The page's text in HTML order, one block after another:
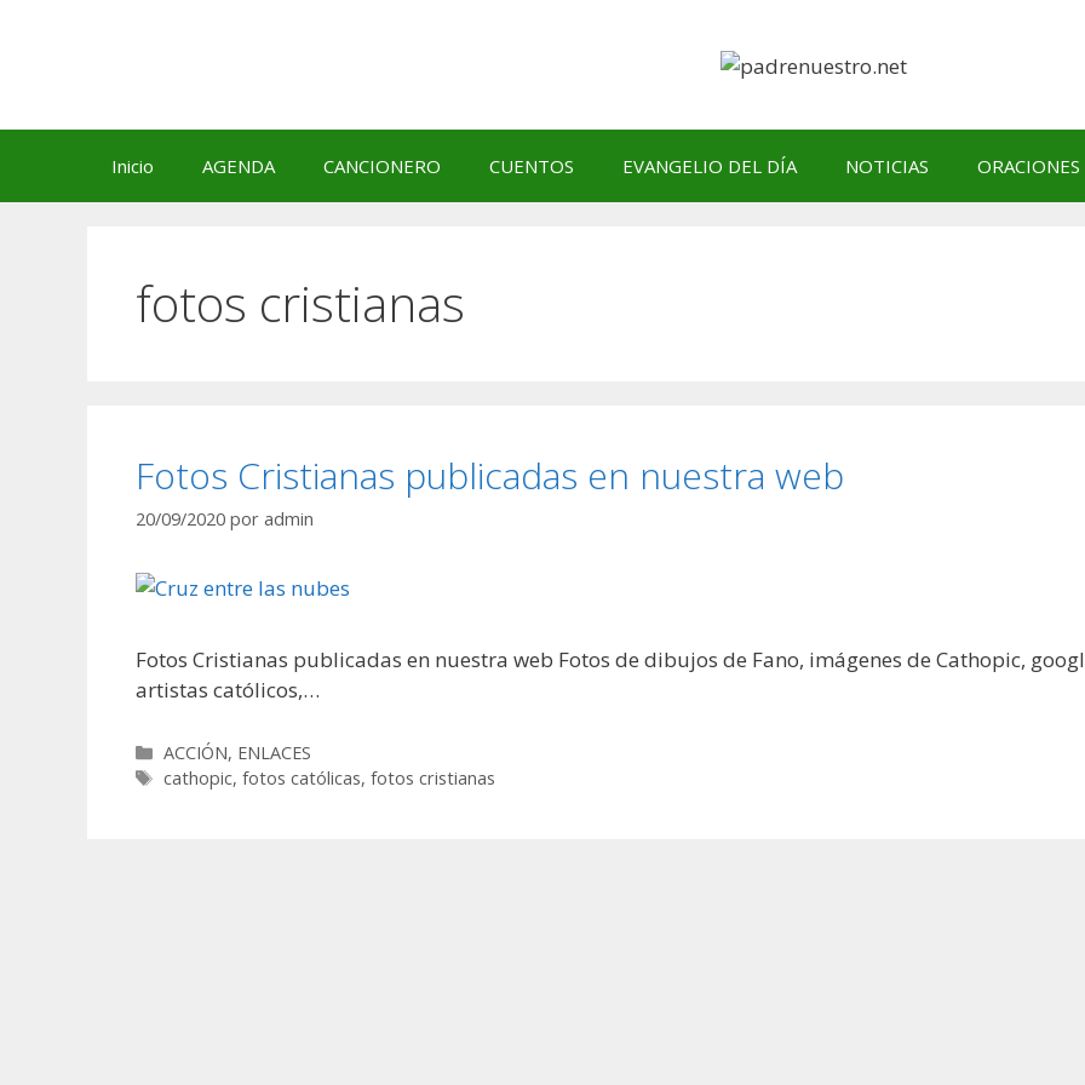
Inicio AGENDA CANCIONERO CUENTOS EVANGELIO DEL DÍA NOTICIAS ORACIONES
fotos cristianas
Fotos Cristianas publicadas en nuestra web
20/09/2020 por admin
Fotos Cristianas publicadas en nuestra web Fotos de dibujos de Fano, imágenes de Cathopic,
artistas católicos,…
Categorías
ACCIÓN, ENLACES
Etiquetas
cathopic,fotos católicas,fotos cristianas